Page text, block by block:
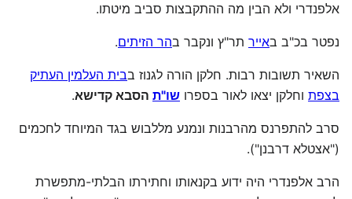
אלפנדרי ולא הבין מה ההתקבצות סביב מיטתו.
נפטר בכ"ב באייר תר"ץ ונקבר בהר הזיתים.
השאיר תשובות רבות. חלקן הורה לגנוז בבית העלמין העתיק
בצפת וחלקן יצאו לאור בספרו שו"ת הסבא קדישא.
סרב להתפרנס מהרבנות ונמנע מללבוש בגד המיוחד לחכמים
("אצטלא דרבנן").
הרב אלפנדרי היה ידוע בקנאותו וחתירתו הבלתי-מתפשרת